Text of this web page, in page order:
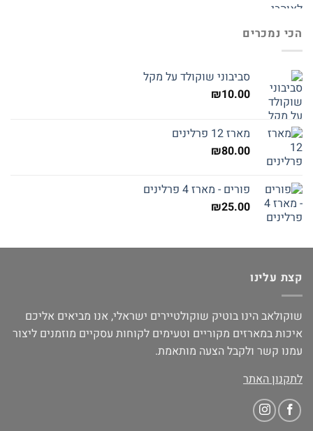
הכי נמכרים
סביבוני שוקולד על מקל
₪10.00
מארז 12 פרלינים
₪80.00
פורים - מארז 4 פרלינים
₪25.00
קצת עלינו
שוקולאב הינו בוטיק שוקולטיירים ישראלי, אנו מביאים אליכם
איכות במארזים מקוריים וטעימים לקוחות עסקיים מוזמנים ליצור
עמנו קשר ולקבל הצעה מותאמת.
לתקנון האתר